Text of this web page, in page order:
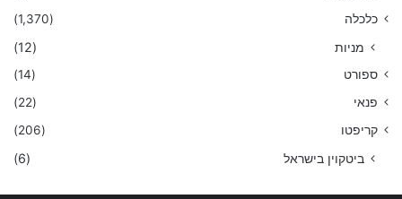
כלכלה
(1,370)
מניות (12)
ספורט
(14)
פנאי
(22)
קריפטו
(206)
ביטקוין בישראל (6)